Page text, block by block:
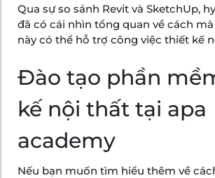
Qua sự so sánh Revit và SketchUp,
đã có cái nhìn tổng quan về cách
này có thể hỗ trợ công việc thiết kế
Đào tạo phần
kế nội thất tại apa
academy
Nếu bạn muốn tìm hiểu thêm về